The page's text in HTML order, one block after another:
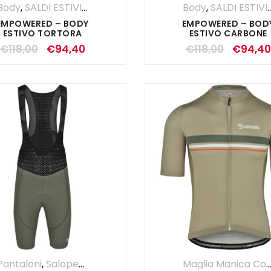
, SALDI ESTIVI,UOMO
– BODY
ESTIVO TORTORA
€118,00 €94,40
Body, SALDI ESTIVI
EMPOWERED –
ESTIVO CARBONE
€118,00 €94,40
, Salopette Maglia Manica Corta